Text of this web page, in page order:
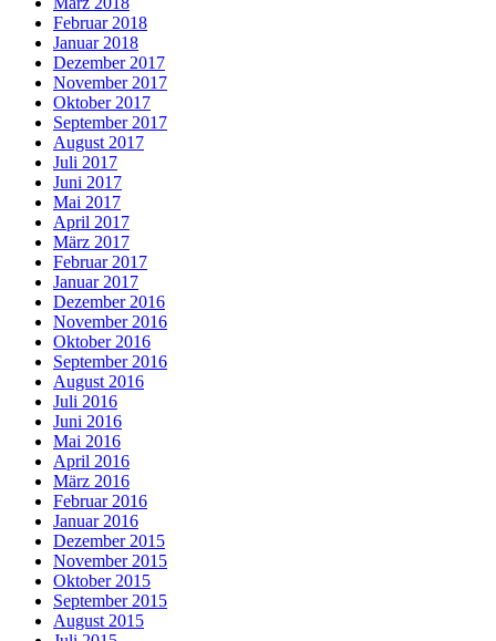
Februar 2018
Januar 2018
Dezember 2017
November 2017
Oktober 2017
September 2017
August 2017
Juli 2017
Juni 2017
Mai 2017
April 2017
März 2017
Februar 2017
Januar 2017
Dezember 2016
November 2016
Oktober 2016
September 2016
August 2016
Juli 2016
Juni 2016
Mai 2016
April 2016
März 2016
Februar 2016
Januar 2016
Dezember 2015
November 2015
Oktober 2015
September 2015
August 2015